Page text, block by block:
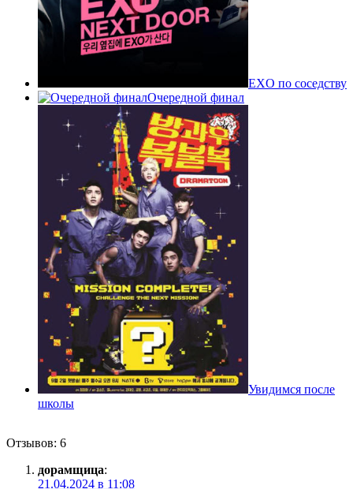
EXO по соседству
Очередной финал
Увидимся после
школы
Отзывов: 6
дорамщица:
21.04.2024 в 11:08